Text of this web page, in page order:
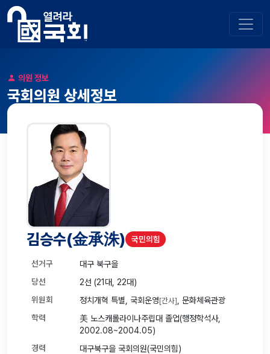
의원 정보
국회의원 상세정보
김승수(金承洙) 국민의힘
선거구
대구 북구을
당선
2선 (21대, 22대)
위원회
정치개혁 특별, 국회운영[간사] , 문화체육관광
학력
美 노스캐롤라이나주립대 졸업(행정학석사,
2002.08~2004.05)
경력
대구북구을 국회의원(국민의힘)